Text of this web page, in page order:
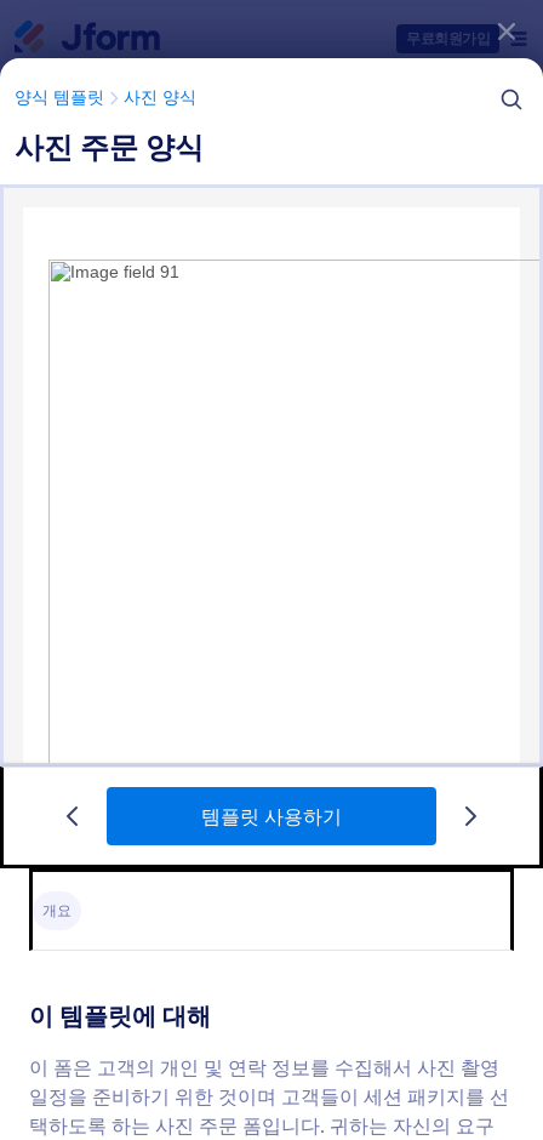
무료회원가입
양식 템플릿 사진 양식
사진 주문 양식
템플릿 사용하기
개요
이 템플릿에 대해
이 폼은 고객의 개인 및 연락 정보를 수집해서 사진 촬영
일정을 준비하기 위한 것이며 고객들이 세션 패키지를 선
택하도록 하는 사진 주문 폼입니다. 귀하는 자신의 요구
양식 템플릿 사진 양식
사진 주문 양식
신의 요구 조건에 바탕을 둔 사진 주문 폼 템플릿을 설
에 그것을 임베드 하거나 독립적인 폼으로도 사용할
수 있습니다.
미리보기
양식 템플릿 항목들